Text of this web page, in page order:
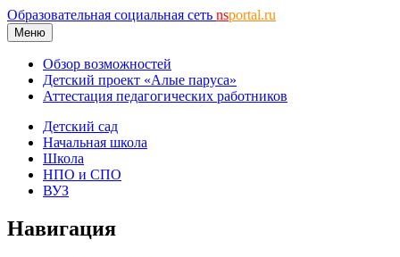
Образовательная социальная сеть nsportal.ru
Меню
Обзор возможностей
Детский проект «Алые паруса»
Аттестация педагогических работников
Детский сад
Начальная школа
Школа
НПО и СПО
ВУЗ
Навигация